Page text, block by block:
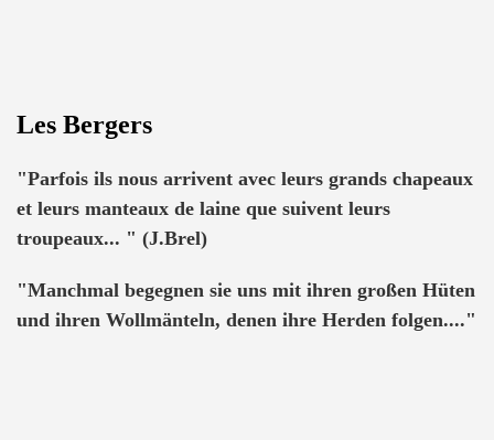
Les Bergers
"Parfois ils nous arrivent avec leurs grands chapeaux
et leurs manteaux de laine que suivent leurs
troupeaux... " (J.Brel)
"Manchmal begegnen sie uns mit ihren großen Hüten
und ihren Wollmänteln, denen ihre Herden folgen...."